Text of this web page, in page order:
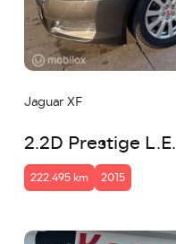
Jaguar XF
2.2D Prestige L.E.
222.495 km 2015